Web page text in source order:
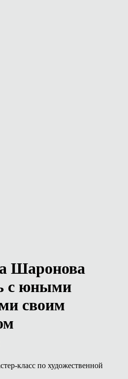
Шаронова
с юными
своим
класс по художественной